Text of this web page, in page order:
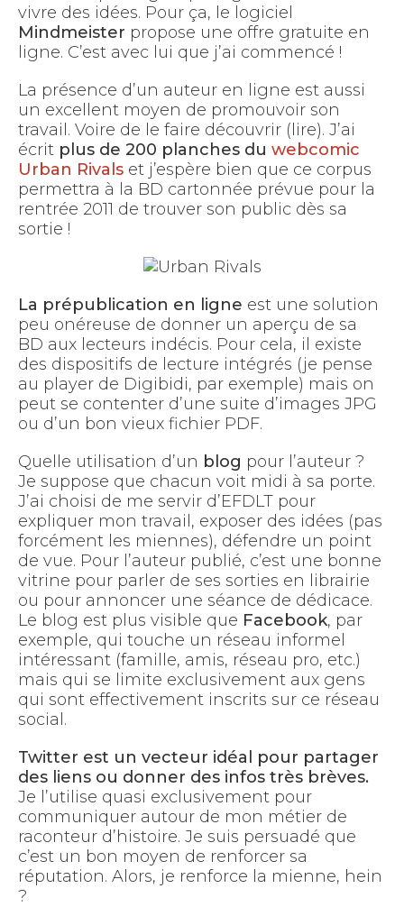
vivre des idées. Pour ça, le logiciel
Mindmeister propose une offre gratuite en
ligne. C’est avec lui que j’ai commencé !
La présence d’un auteur en ligne est aussi
un excellent moyen de promouvoir son
travail. Voire de le faire découvrir (lire). J’ai
écrit plus de 200 planches du webcomic
Urban Rivals et j’espère bien que ce corpus
permettra à la BD cartonnée prévue pour la
rentrée 2011 de trouver son public dès sa
sortie !
La prépublication en ligne est une solution
peu onéreuse de donner un aperçu de sa
BD aux lecteurs indécis. Pour cela, il existe
des dispositifs de lecture intégrés (je pense
au player de Digibidi, par exemple) mais on
peut se contenter d’une suite d’images JPG
ou d’un bon vieux fichier PDF.
Quelle utilisation d’un blog pour l’auteur ?
Je suppose que chacun voit midi à sa porte.
J’ai choisi de me servir d’EFDLT pour
expliquer mon travail, exposer des idées (pas
forcément les miennes), défendre un point
de vue. Pour l’auteur publié, c’est une bonne
vitrine pour parler de ses sorties en librairie
ou pour annoncer une séance de dédicace.
Le blog est plus visible que Facebook, par
exemple, qui touche un réseau informel
intéressant (famille, amis, réseau pro, etc.)
mais qui se limite exclusivement aux gens
qui sont effectivement inscrits sur ce réseau
social.
Twitter est un vecteur idéal pour partager
des liens ou donner des infos très brèves.
Je l’utilise quasi exclusivement pour
communiquer autour de mon métier de
raconteur d’histoire. Je suis persuadé que
c’est un bon moyen de renforcer sa
réputation. Alors, je renforce la mienne, hein
?